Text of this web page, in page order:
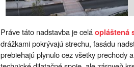
Práve táto nadstavba je celáopláštená
drážkami pokrývajú strechu, fasádu
prebiehajú plynulo cez všetky prechody